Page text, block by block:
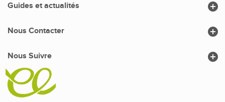
Nous Contacter 
Nous Suivre 
Guides et actualités 